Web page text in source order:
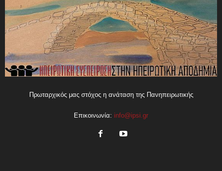
Πρωταρχικός μας στόχος η ανάταση της Πανηπειρωτικής
Επικοινωνία: info@ipsi.gr